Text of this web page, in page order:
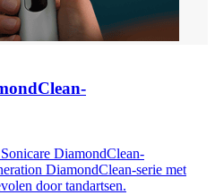
DiamondClean-
DiamondClean-serie met
door tandartsen.